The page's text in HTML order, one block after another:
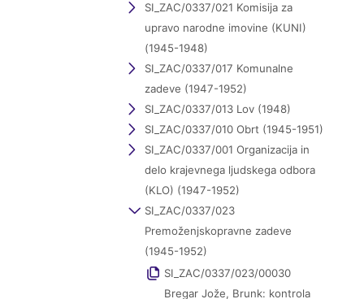
SI_ZAC/0337/021 Komisija za
upravo narodne imovine (KUNI)
(1945-1948)
SI_ZAC/0337/017 Komunalne
zadeve (1947-1952)
SI_ZAC/0337/013 Lov (1948)
SI_ZAC/0337/010 Obrt (1945-1951)
SI_ZAC/0337/001 Organizacija in
delo krajevnega ljudskega odbora
(KLO) (1947-1952)
SI_ZAC/0337/023
Premoženjskopravne zadeve
(1945-1952)
SI_ZAC/0337/023/00030
Bregar Jože, Brunk: kontrola